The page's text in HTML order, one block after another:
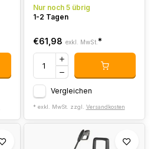
Nur noch 5 übrig
1-2 Tagen
€61,98 exkl. MwSt. *
Vergleichen
* exkl. MwSt. zzgl. Versandkosten